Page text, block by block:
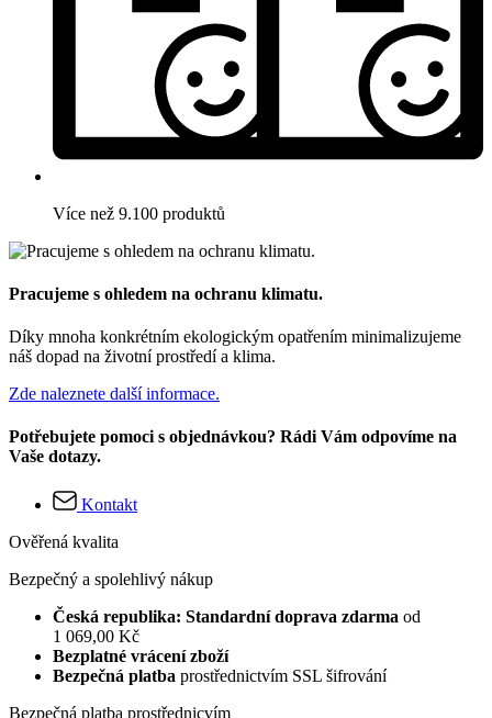
Více než 9.100 produktů
Pracujeme s ohledem na ochranu klimatu.
Díky mnoha konkrétním ekologickým opatřením minimalizujeme
náš dopad na životní prostředí a klima.
Zde naleznete další informace.
Potřebujete pomoci s objednávkou? Rádi Vám odpovíme na
Vaše dotazy.
Kontakt
Ověřená kvalita
Bezpečný a spolehlivý nákup
Česká republika: Standardní doprava zdarma od
1 069,00 Kč
Bezplatné vrácení zboží
Bezpečná platba prostřednictvím SSL šifrování
Bezpečná platba prostřednicvím